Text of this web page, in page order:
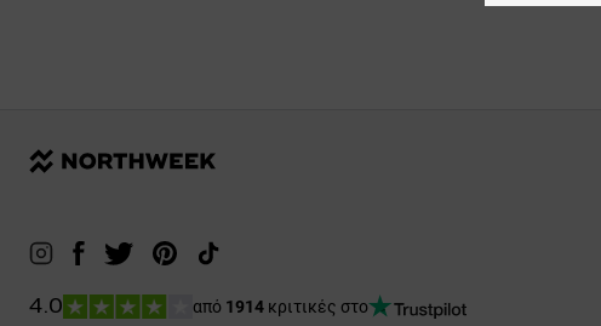
4.0 από 1914κριτικές στο